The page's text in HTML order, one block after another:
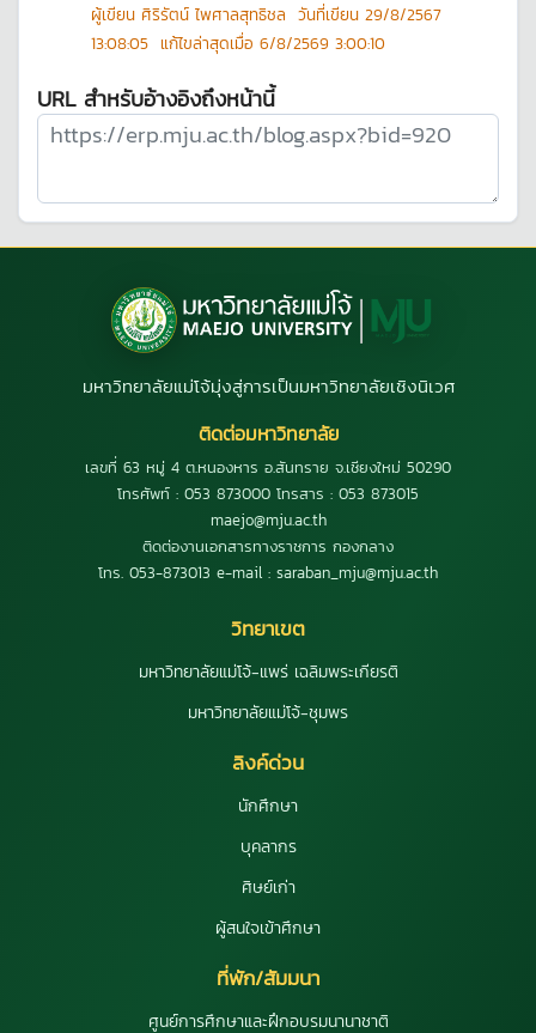
ผู้เขียน ศิริรัตน์ ไพศาลสุทธิชล วันที่เขียน 29/8/2567
13:08:05 แก้ไขล่าสุดเมื่อ 6/8/2569 3:00:10
URL สำหรับอ้างอิงถึงหน้านี้
มหาวิทยาลัยแม่โจ้มุ่งสู่การเป็นมหาวิทยาลัยเชิงนิเวศ
ติดต่อมหาวิทยาลัย
เลขที่ 63 หมู่ 4 ต.หนองหาร อ.สันทราย จ.เชียงใหม่ 50290
โทรศัพท์ : 053 873000 โทรสาร : 053 873015
maejo@mju.ac.th
ติดต่องานเอกสารทางราชการ กองกลาง
โทร. 053-873013 e-mail : saraban_mju@mju.ac.th
วิทยาเขต
มหาวิทยาลัยแม่โจ้-แพร่ เฉลิมพระเกียรติ
มหาวิทยาลัยแม่โจ้-ชุมพร
ลิงค์ด่วน
นักศึกษา
บุคลากร
ศิษย์เก่า
ผู้สนใจเข้าศึกษา
ที่พัก/สัมมนา
ศูนย์การศึกษาและฝึกอบรมนานาชาติ